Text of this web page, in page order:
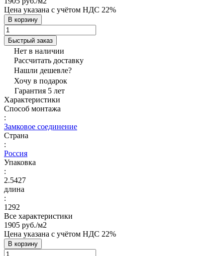
Цена указана с учётом НДС 22%
В корзину
Быстрый заказ
Нет в наличии
Рассчитать доставку
Нашли дешевле?
Хочу в подарок
Гарантия 5 лет
Характеристики
Способ монтажа
:
Замковое соединение
Страна
:
Россия
Упаковка
:
2.5427
длина
:
1292
Все характеристики
1905 руб./м2
Цена указана с учётом НДС 22%
В корзину